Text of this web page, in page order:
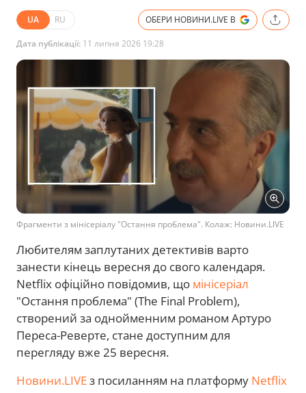
UA RU ОБЕРИ НОВИНИ.LIVE В
Дата публікації: 11 липня 2026 19:28
Фрагменти з мінісеріалу "Остання проблема". Колаж: Новини.LIVE
Любителям заплутаних детективів варто
занести кінець вересня до свого календаря.
Netflix офіційно повідомив, що мінісеріал
"Остання проблема" (The Final Problem),
створений за однойменним романом Артуро
Переса-Реверте, стане доступним для
перегляду вже 25 вересня.
Новини.LIVEз посиланням на платформу Netflix